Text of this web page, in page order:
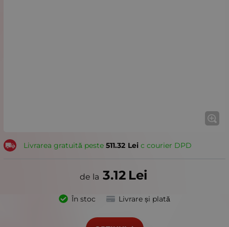
Livrarea gratuită peste 511.32 Leiс courier DPD
3.12 Lei
În stoc Livrare și plată